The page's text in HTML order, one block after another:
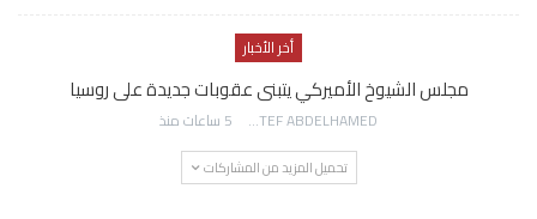
أخر الأخبار
مجلس الشيوخ الأميركي يتبنى عقوبات جديدة على روسيا
AWATEF ABDELHAMED 5 ساعات منذ
تحميل المزيد من المشاركات